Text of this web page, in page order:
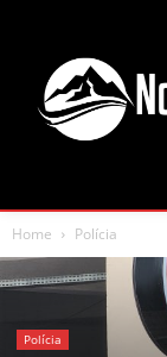
Home Polícia
Polícia